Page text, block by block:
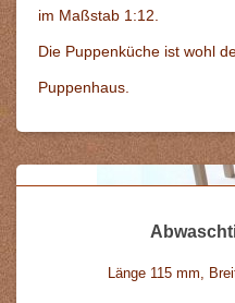
im Maßstab 1:12.
Die Puppenküche ist wohl
Puppenhaus.
Länge 115 mm,